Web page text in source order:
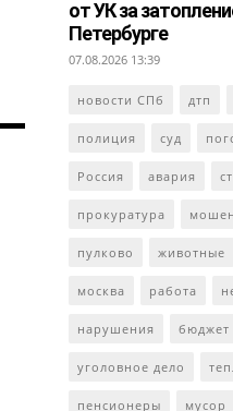
от УК за
Петербурге
07.08.2026 13:39
новости СПб дтп
полиция суд
Россия авария
прокуратура
пулково животные
москва работа
нарушения бюджет
уголовное дело
пенсионеры мусор